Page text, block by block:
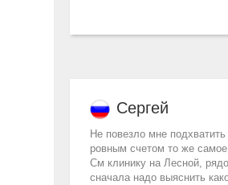
Сергей
Не повезло мне
ровным счетом то же
См клинику на Лесной,
сначала надо выяснить